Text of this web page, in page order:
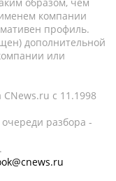
компании
профиль.
дополнительной
или
c 11.1998
разбора -